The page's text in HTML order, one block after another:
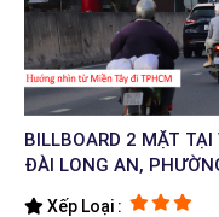
BILLBOARD 2 MẶT
ĐÀI LONG AN,
Xếp Loại :